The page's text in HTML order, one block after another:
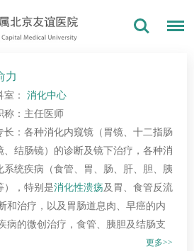
力
室： 消化中心
称：主任医师
长：各种消化内窥镜（胃镜、十二指肠
、结肠镜）的诊断及镜下治疗，各种消
系统疾病（食管、胃、肠、肝、胆、胰
），特别是消化性溃疡及胃、食管反流
和治疗，以及胃肠道息肉、早癌的内
病的微创治疗，食管、胰胆及结肠支
更多>>